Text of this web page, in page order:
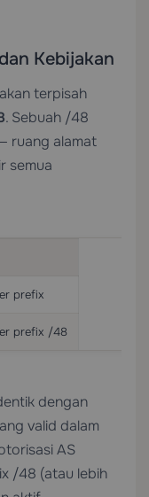
Kebijakan
terpisah
. Sebuah /48
ruang alamat
semua
prefix
prefix /48
dengan
valid dalam
AS
/48 (atau lebih